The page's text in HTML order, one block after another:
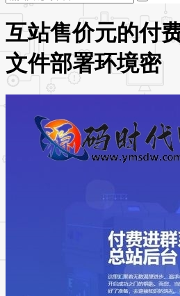
互站售价元的付
文件部署环境密